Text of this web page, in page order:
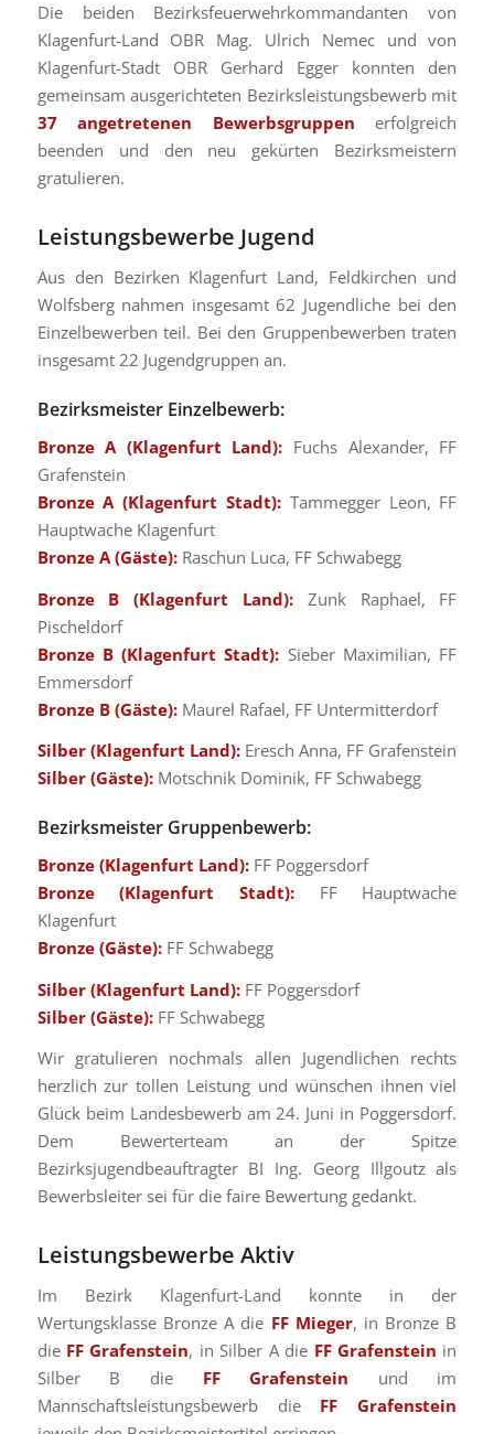
Die beiden Bezirksfeuerwehrkommandanten von
Klagenfurt-Land OBR Mag. Ulrich Nemec und von
Klagenfurt-Stadt OBR Gerhard Egger konnten den
gemeinsam ausgerichteten Bezirksleistungsbewerb mit
37 angetretenen Bewerbsgruppen erfolgreich
beenden und den neu gekürten Bezirksmeistern
gratulieren.
Leistungsbewerbe Jugend
Aus den Bezirken Klagenfurt Land, Feldkirchen und
Wolfsberg nahmen insgesamt 62 Jugendliche bei den
Einzelbewerben teil. Bei den Gruppenbewerben traten
insgesamt 22 Jugendgruppen an.
Bezirksmeister Einzelbewerb:
Bronze A (Klagenfurt Land): Fuchs Alexander, FF
Grafenstein
Bronze A (Klagenfurt Stadt): Tammegger Leon, FF
Hauptwache Klagenfurt
Bronze A (Gäste):Raschun Luca, FF Schwabegg
Bronze B (Klagenfurt Land): Zunk Raphael, FF
Pischeldorf
Bronze B (Klagenfurt Stadt): Sieber Maximilian, FF
Emmersdorf
Bronze B (Gäste):Maurel Rafael, FF Untermitterdorf
Silber (Klagenfurt Land):Eresch Anna, FF Grafenstein
Silber (Gäste):Motschnik Dominik, FF Schwabegg
Bezirksmeister Gruppenbewerb:
Bronze (Klagenfurt Land):FF Poggersdorf
Bronze (Klagenfurt Stadt): FF Hauptwache
Klagenfurt
Bronze (Gäste):FF Schwabegg
Silber (Klagenfurt Land):FF Poggersdorf
Silber (Gäste):FF Schwabegg
Wir gratulieren nochmals allen Jugendlichen rechts
herzlich zur tollen Leistung und wünschen ihnen viel
Glück beim Landesbewerb am 24. Juni in Poggersdorf.
Dem Bewerterteam an der Spitze
Bezirksjugendbeauftragter BI Ing. Georg Illgoutz als
Bewerbsleiter sei für die faire Bewertung gedankt.
Leistungsbewerbe Aktiv
Im Bezirk Klagenfurt-Land konnte in der
Wertungsklasse Bronze A die FF Mieger, in Bronze B
die FF Grafenstein, in Silber A die FF Grafenstein in
Silber B die FF Grafenstein und im
Mannschaftsleistungsbewerb die FF Grafenstein